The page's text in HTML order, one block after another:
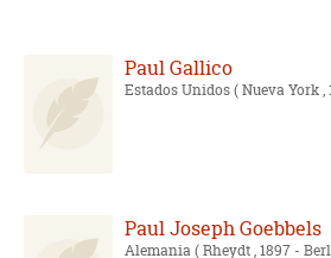
Paul Gallico
Estados Unidos( Nueva York ,
Paul Joseph Goebbels
Alemania( Rheydt , 1897 -